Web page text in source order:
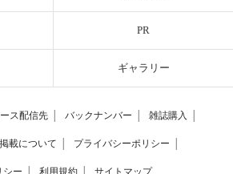
PR
ギャラリー
ス配信先 バックナンバー 雑誌購入
載について プライバシーポリシー